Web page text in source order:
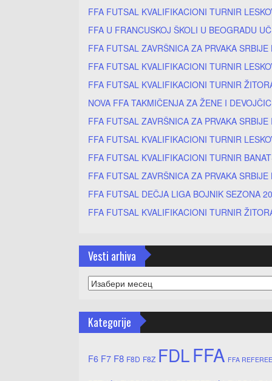
FFA FUTSAL KVALIFIKACIONI TURNIR
FFA U FRANCUSKOJ ŠKOLI U BEOGRADU
FFA FUTSAL ZAVRŠNICA ZA PRVAKA
FFA FUTSAL KVALIFIKACIONI TURNIR
FFA FUTSAL KVALIFIKACIONI TURNIR
NOVA FFA TAKMIČENJA ZA ŽENE I
FFA FUTSAL ZAVRŠNICA ZA PRVAKA
FFA FUTSAL KVALIFIKACIONI TURNIR
FFA FUTSAL KVALIFIKACIONI TURNIR
FFA FUTSAL ZAVRŠNICA ZA PRVAKA
FFA FUTSAL DEČJA LIGA BOJNIK SEZONA
FFA FUTSAL KVALIFIKACIONI TURNIR
Vesti arhiva
Vesti
arhiva
Kategorije
F6 F7 F8 F8D F8Z FDLFFA FFA